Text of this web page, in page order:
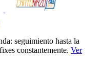
seguimiento hasta la
constantemente. Ver